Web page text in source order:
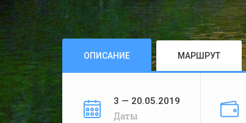
ОПИСАНИЕ МАРШРУТ
3 — 20.05.2019
Даты